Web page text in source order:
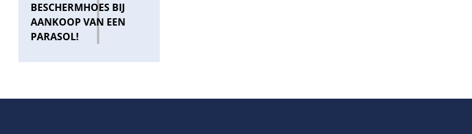
BESCHERMHOES BIJ
AANKOOP VAN EEN
PARASOL!